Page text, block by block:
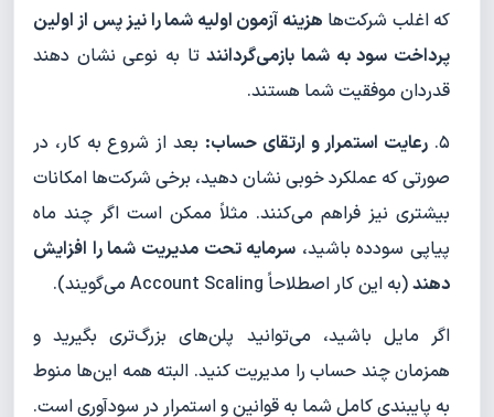
که اغلب شرکت‌ها هزینه آزمون اولیه شما را نیز پس از اولین
پرداخت سود به شما بازمی‌گردانندتا به نوعی نشان دهند
قدردان موفقیت شما هستند.
۵. رعایت استمرار و ارتقای حساب: بعد از شروع به کار، در
صورتی که عملکرد خوبی نشان دهید، برخی شرکت‌ها امکانات
بیشتری نیز فراهم می‌کنند. مثلاً ممکن است اگر چند ماه
پیاپی سودده باشید، سرمایه تحت مدیریت شما را افزایش
دهند(به این کار اصطلاحاً Account Scaling می‌گویند).
اگر مایل باشید، می‌توانید پلن‌های بزرگ‌تری بگیرید و
همزمان چند حساب را مدیریت کنید. البته همه این‌ها منوط
به پایبندی کامل شما به قوانین و استمرار در سودآوری است.